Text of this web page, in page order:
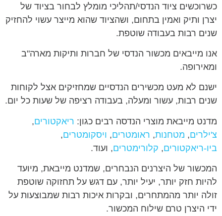
כשרוכשים ציוד הנדסי/תהליכי מומלץ לבחור בציוד של
יצרן ותיק ואמין בתחום, ושהציוד שהוא מייצר עשוי להחזיק
שנים רבות בעבודה שוטפת.
אנו מייבאים מכשור הנדסי של חברות ותיקות מארה"ב
ומאירופה.
ישנם לא מעט מכשירים הנדסיים שמחזיקים אצל לקוחות
שנים רבות, עשור ומעלה, בעבודה רציפה של שעות כל יום.
מדנט מייבאת מוצרי הנדסה רבים כגון: ריאקטורים,
צ'ילרים, מטחנות, ראומטרים, ויסקומטרים,
ביו-ריאקטורים, קלורימטרים, ועוד.
המכשור של היצרנים הנבחרים, שמדנט מייבאת, מיועד
להיות חזק יותר, יעיל יותר, עם דגש על תחזוקה שוטפת
זולה יותר מהמתחרים, ובקרות איכות רבות שמבוצעות על
ידי היצרן טרם שילוח המכשור.